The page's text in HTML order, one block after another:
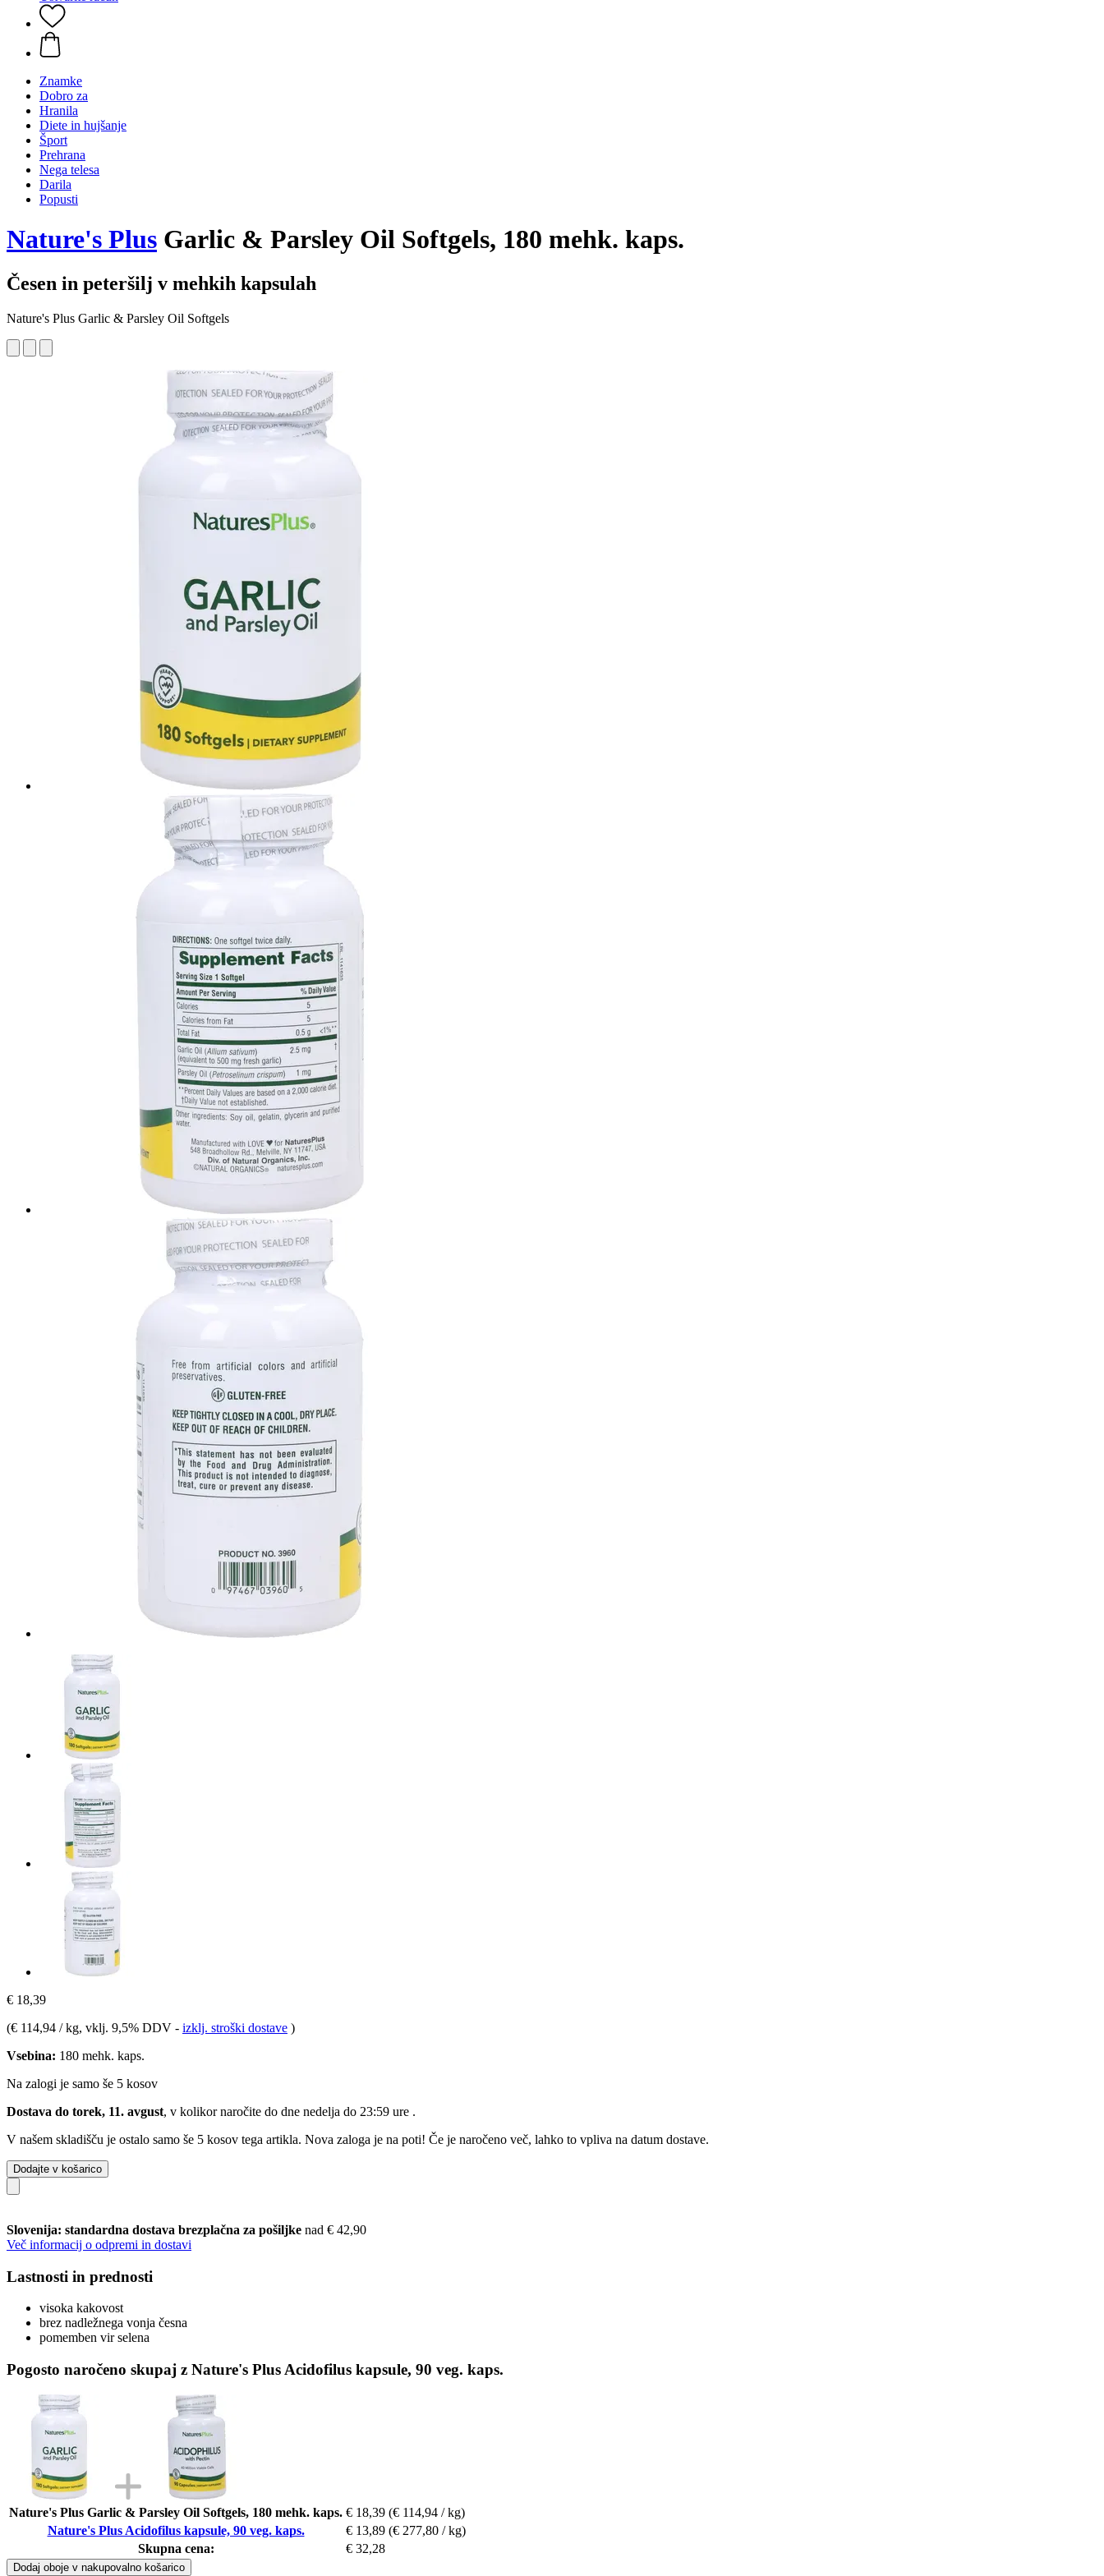
Znamke
Dobro za
Hranila
Diete in hujšanje
Šport
Prehrana
Nega telesa
Darila
Popusti
Nature's Plus Garlic & Parsley Oil Softgels, 180 mehk. kaps.
Česen in peteršilj v mehkih kapsulah
Nature's Plus Garlic & Parsley Oil Softgels
€ 18,39
(€ 114,94 / kg, vklj. 9,5% DDV - izklj. stroški dostave )
Vsebina: 180 mehk. kaps.
Na zalogi je samo še 5 kosov
Dostava do torek, 11. avgust, v kolikor naročite do dne nedelja do 23:59 ure .
V našem skladišču je ostalo samo še 5 kosov tega artikla. Nova zaloga je na poti! Če je naročeno več, lahko to vpliva na datum dostave.
Dodajte v košarico
Slovenija: standardna dostava brezplačna za pošiljke nad € 42,90
Več informacij o odpremi in dostavi
Lastnosti in prednosti
visoka kakovost
brez nadležnega vonja česna
pomemben vir selena
Pogosto naročeno skupaj z Nature's Plus Acidofilus kapsule, 90 veg. kaps.
Nature's Plus Garlic & Parsley Oil Softgels, 180 mehk. kaps. € 18,39 (€ 114,94 / kg)
Nature's Plus Acidofilus kapsule, 90 veg. kaps.
€ 13,89 (€ 277,80 / kg)
Skupna cena:
€ 32,28
Dodaj oboje v nakupovalno košarico